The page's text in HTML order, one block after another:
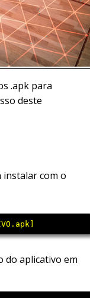
.apk para
deste
instalar com o
do aplicativo em